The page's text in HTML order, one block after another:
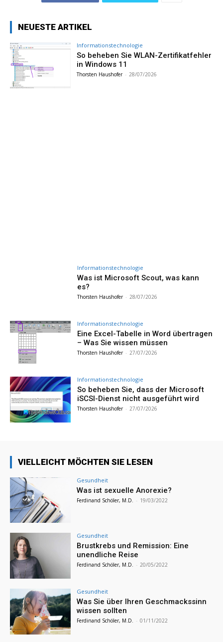
NEUESTE ARTIKEL
Informationstechnologie
So beheben Sie WLAN-Zertifikatfehler
in Windows 11
Thorsten Haushofer - 28/07/2026
Informationstechnologie
Was ist Microsoft Scout, was kann
es?
Thorsten Haushofer - 28/07/2026
Informationstechnologie
Eine Excel-Tabelle in Word übertragen
– Was Sie wissen müssen
Thorsten Haushofer - 27/07/2026
Informationstechnologie
So beheben Sie, dass der Microsoft
iSCSI-Dienst nicht ausgeführt wird
Thorsten Haushofer - 27/07/2026
VIELLEICHT MÖCHTEN SIE LESEN
Gesundheit
Was ist sexuelle Anorexie?
Ferdinand Schöler, M.D. - 19/03/2022
Gesundheit
Brustkrebs und Remission: Eine
unendliche Reise
Ferdinand Schöler, M.D. - 20/05/2022
Gesundheit
Was Sie über Ihren Geschmackssinn
wissen sollten
Ferdinand Schöler, M.D. - 01/11/2022